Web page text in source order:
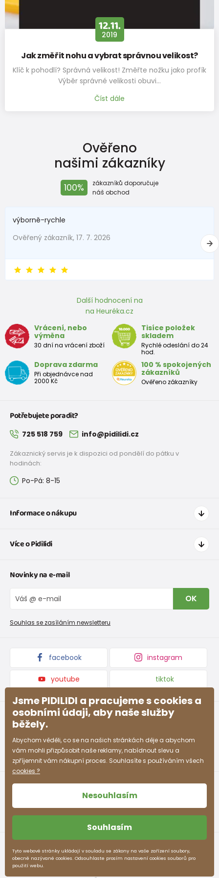
12.11.
2019
Jak změřit nohu a vybrat správnou velikost?
Klíč k pohodlí? Správná velikost! Změřte nožku jako profík
Výběr správné velikosti obuvi…
Číst dále
Ověřeno
našimi zákazníky
100%
zákazníků doporučuje
náš obchod
výborně-rychle
Ověřený zákazník, 17. 7. 2026
Další hodnocení na
na Heuréka.cz
Vrácení, nebo
výměna
30 dní na vrácení zboží
Tisíce položek
skladem
Rychlé odeslání do 24
hod.
Doprava zdarma
Při objednávce nad
2000 Kč
100 % spokojených
zákazníků
Ověřeno zákazníky
Potřebujete poradit?
725 518 759 info@pidilidi.cz
Zákaznický servis je k dispozici od pondělí do pátku v
hodinách:
Po-Pá: 8-15
Informace o nákupu
Doprava a platba
Tabulka velikostí obuvi
Vrácení zboží a reklamace
Reklamační řád
Nevyzvednutá objednávka na dobírku
Více o Pidilidi
O nás
Blog
Velkoobchod PiDiLiDi
Affiliate program
Kolekce zboží
Novinky na e-mail
OK
Souhlas se zasíláním newsletteru
facebook instagram
youtube tiktok
pidilidi.cz © 2026. WebdesignLitvanyi.sk.
Jsme PIDILIDI a pracujeme s cookies a
osobními údaji, aby naše služby
běžely.
Abychom věděli, co se na našich stránkách děje a abychom
vám mohli přizpůsobit naše reklamy, nabídnout slevu a
zpříjemnit vám nákupní proces. Souhlasíte s používáním všech
cookies ?
Nesouhlasím
Souhlasím
Tyto webové stránky ukládají v souladu se zákony na vaše zařízení soubory,
obecně nazývané cookies. Odsouhlaste prosím nastavení cookies souborů pro
použití webu.